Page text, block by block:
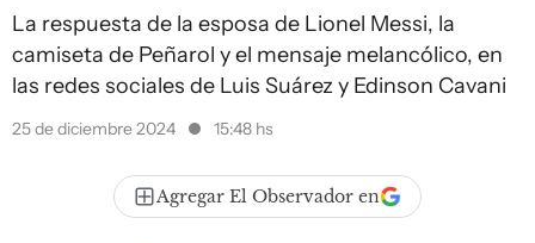
La respuesta de la esposa de Lionel Messi, la
camiseta de Peñarol y el mensaje melancólico, en
las redes sociales de Luis Suárez y Edinson Cavani
25 de diciembre 2024 15:48 hs
Agregar El Observador en